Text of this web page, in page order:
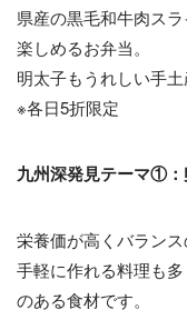
県産の黒毛和牛肉ス
楽しめるお弁当。
明太子もうれしい手土
※各日5折限定
九州深発見テーマ①
栄養価が高くバランス
手軽に作れる料理も
のある食材です。